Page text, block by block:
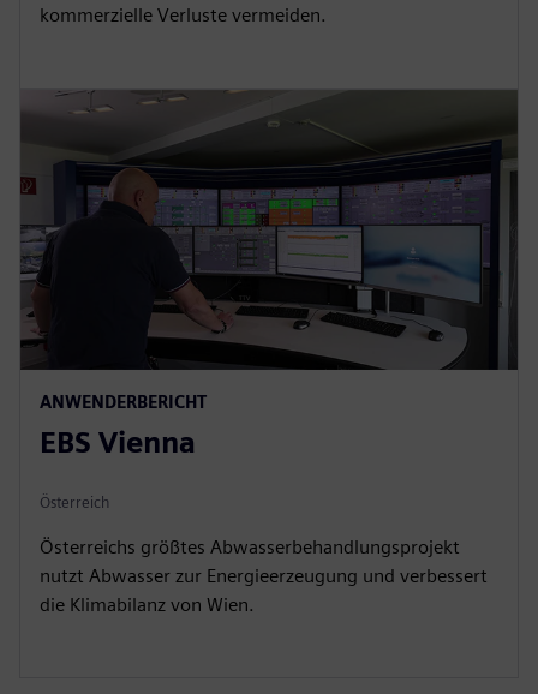
kommerzielle Verluste vermeiden.
ANWENDERBERICHT
EBS Vienna
Österreich
Österreichs größtes Abwasserbehandlungsprojekt
nutzt Abwasser zur Energieerzeugung und verbessert
die Klimabilanz von Wien.